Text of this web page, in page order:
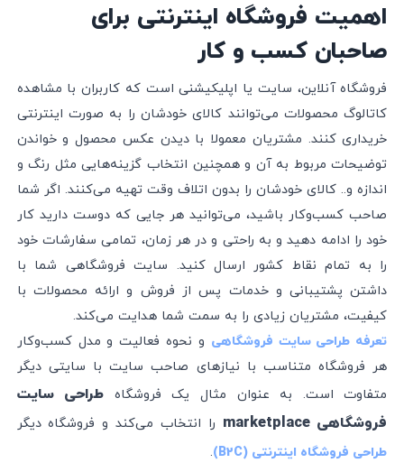
اهمیت فروشگاه اینترنتی برای
صاحبان کسب و کار
فروشگاه آنلاین، سایت یا اپلیکیشنی است که کاربران با مشاهده
کاتالوگ محصولات می‌توانند کالای خودشان را به صورت اینترنتی
خریداری کنند. مشتریان معمولا با دیدن عکس محصول و خواندن
توضیحات مربوط به آن و همچنین انتخاب گزینه‌هایی مثل رنگ و
اندازه و.. کالای خودشان را بدون اتلاف وقت تهیه می‌کنند. اگر شما
صاحب کسب‌و‌کار باشید، می‌‌توانید هر جایی که دوست دارید کار
خود را ادامه دهید و به راحتی و در هر زمان، تمامی سفارشات خود
را به تمام نقاط کشور ارسال کنید. سایت فروشگاهی شما با
داشتن پشتیبانی و خدمات پس از فروش و ارائه محصولات با
کیفیت، مشتریان زیادی را به سمت شما هدایت می‌کند.
تعرفه طراحی سایت فروشگاهی و نحوه فعالیت و مدل کسب‌و‌کار
هر فروشگاه متناسب با نیازهای صاحب سایت با سایتی دیگر
متفاوت است. به عنوان مثال یک فروشگاه طراحی سایت
فروشگاهی marketplace
را انتخاب می‌کند و فروشگاه دیگر
طراحی فروشگاه اینترنتی (B2C)
.